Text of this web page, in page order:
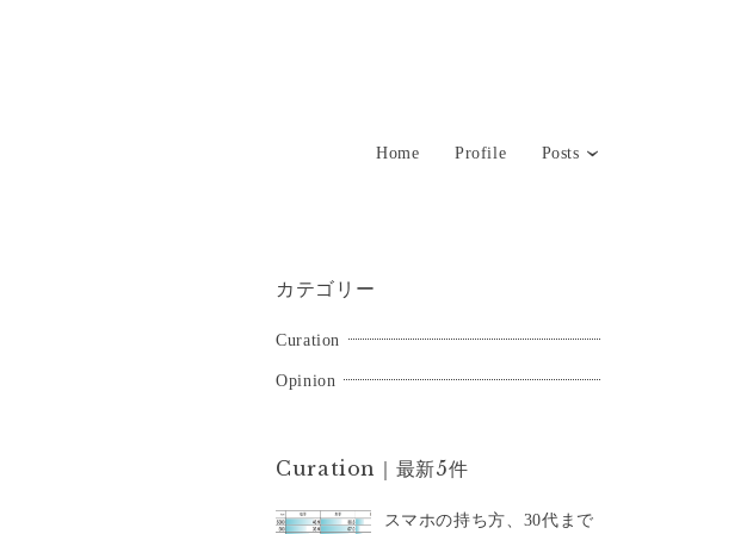
Home Profile Posts
カテゴリー
Curation
Opinion
Curation｜最新5件
スマホの持ち方、30代まで